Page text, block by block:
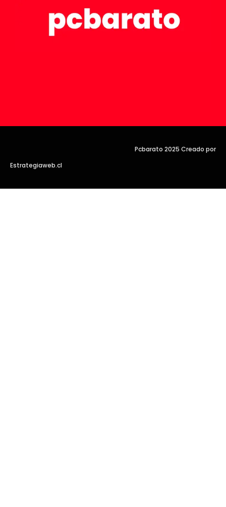
Pcbarato 2025 Creado por
Estrategiaweb.cl